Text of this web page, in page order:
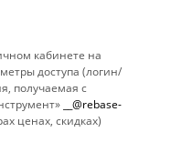
кабинете на
доступа (логин/
получаемая с
__@rebase-
ценах, скидках)